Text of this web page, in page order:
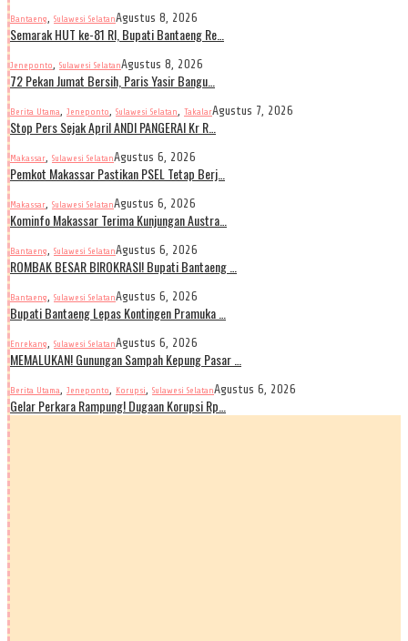
Bantaeng, Sulawesi SelatanAgustus 8, 2026
Semarak HUT ke-81 RI, Bupati Bantaeng Re…
Jeneponto, Sulawesi SelatanAgustus 8, 2026
72 Pekan Jumat Bersih, Paris Yasir Bangu…
Berita Utama, Jeneponto, Sulawesi Selatan, TakalarAgustus 7, 2026
Stop Pers Sejak April ANDI PANGERAI Kr R…
Makassar, Sulawesi SelatanAgustus 6, 2026
Pemkot Makassar Pastikan PSEL Tetap Berj…
Makassar, Sulawesi SelatanAgustus 6, 2026
Kominfo Makassar Terima Kunjungan Austra…
Bantaeng, Sulawesi SelatanAgustus 6, 2026
ROMBAK BESAR BIROKRASI! Bupati Bantaeng …
Bantaeng, Sulawesi SelatanAgustus 6, 2026
Bupati Bantaeng Lepas Kontingen Pramuka …
Enrekang, Sulawesi SelatanAgustus 6, 2026
MEMALUKAN! Gunungan Sampah Kepung Pasar …
Berita Utama, Jeneponto, Korupsi, Sulawesi SelatanAgustus 6, 2026
Gelar Perkara Rampung! Dugaan Korupsi Rp…